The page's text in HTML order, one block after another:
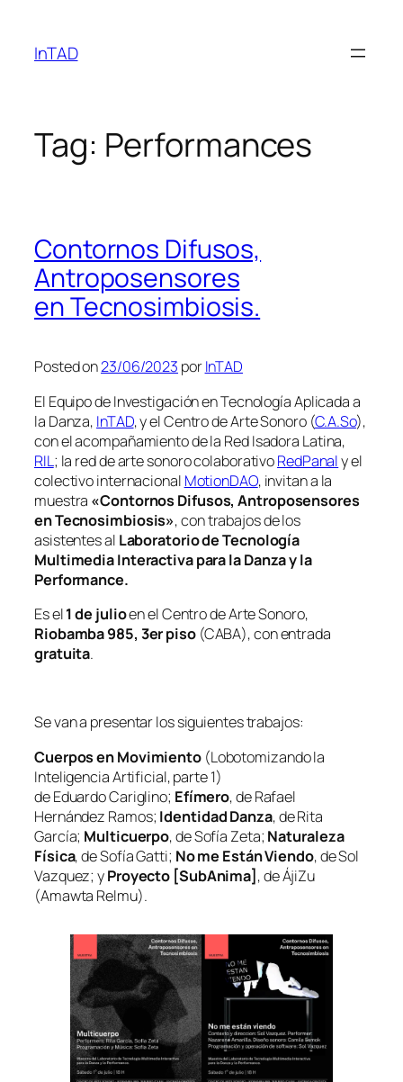
content
InTAD
Tag: Performances
Contornos Difusos,
Antroposensores
en Tecnosimbiosis.
Posted on23/06/2023 porInTAD
El Equipo de Investigación en Tecnología Aplicada a
la Danza, InTAD, y el Centro de Arte Sonoro (C.A.So),
con el acompañamiento de la Red Isadora Latina,
RIL; la red de arte sonoro colaborativoRedPanaly el
colectivo internacional MotionDAO, invitan a la
muestra «Contornos Difusos, Antroposensores
en Tecnosimbiosis», con trabajos de los
asistentes al Laboratorio de Tecnología
Multimedia Interactiva para la Danza y la
Performance.
Es el1 de julioen el Centro de Arte Sonoro,
Riobamba 985, 3er piso(CABA), con entrada
gratuita.
Se van a presentar los siguientes trabajos:
Cuerpos en Movimiento(Lobotomizando la
Inteligencia Artificial, parte 1)
de Eduardo Cariglino; Efímero, de Rafael
Hernández Ramos; Identidad Danza, de Rita
García; Multicuerpo, de Sofía Zeta; Naturaleza
Física, de Sofía Gatti; No me Están Viendo, de Sol
Vazquez; yProyecto [SubAnima] , de ÁjiZu
(Amawta Relmu).